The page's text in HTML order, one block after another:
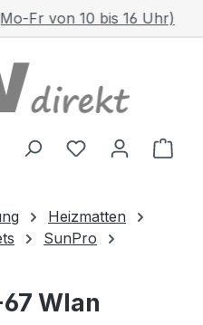
Versand mit DHL ab
Heizmatten
SunPro
Wlan